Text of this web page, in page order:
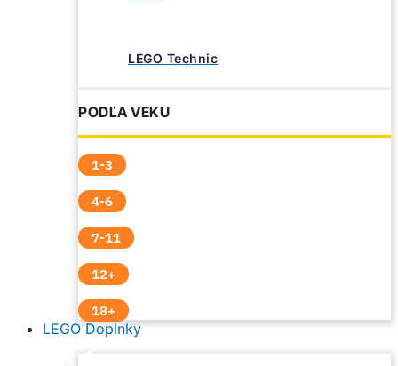
LEGO Technic
PODĽA VEKU
1-3
4-6
7-11
12+
18+
LEGO Doplnky